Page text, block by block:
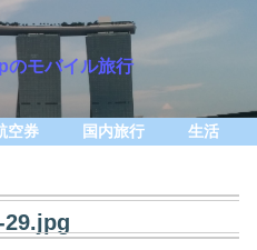
のモバイル旅行
空券 国内旅行 生活
29.jpg